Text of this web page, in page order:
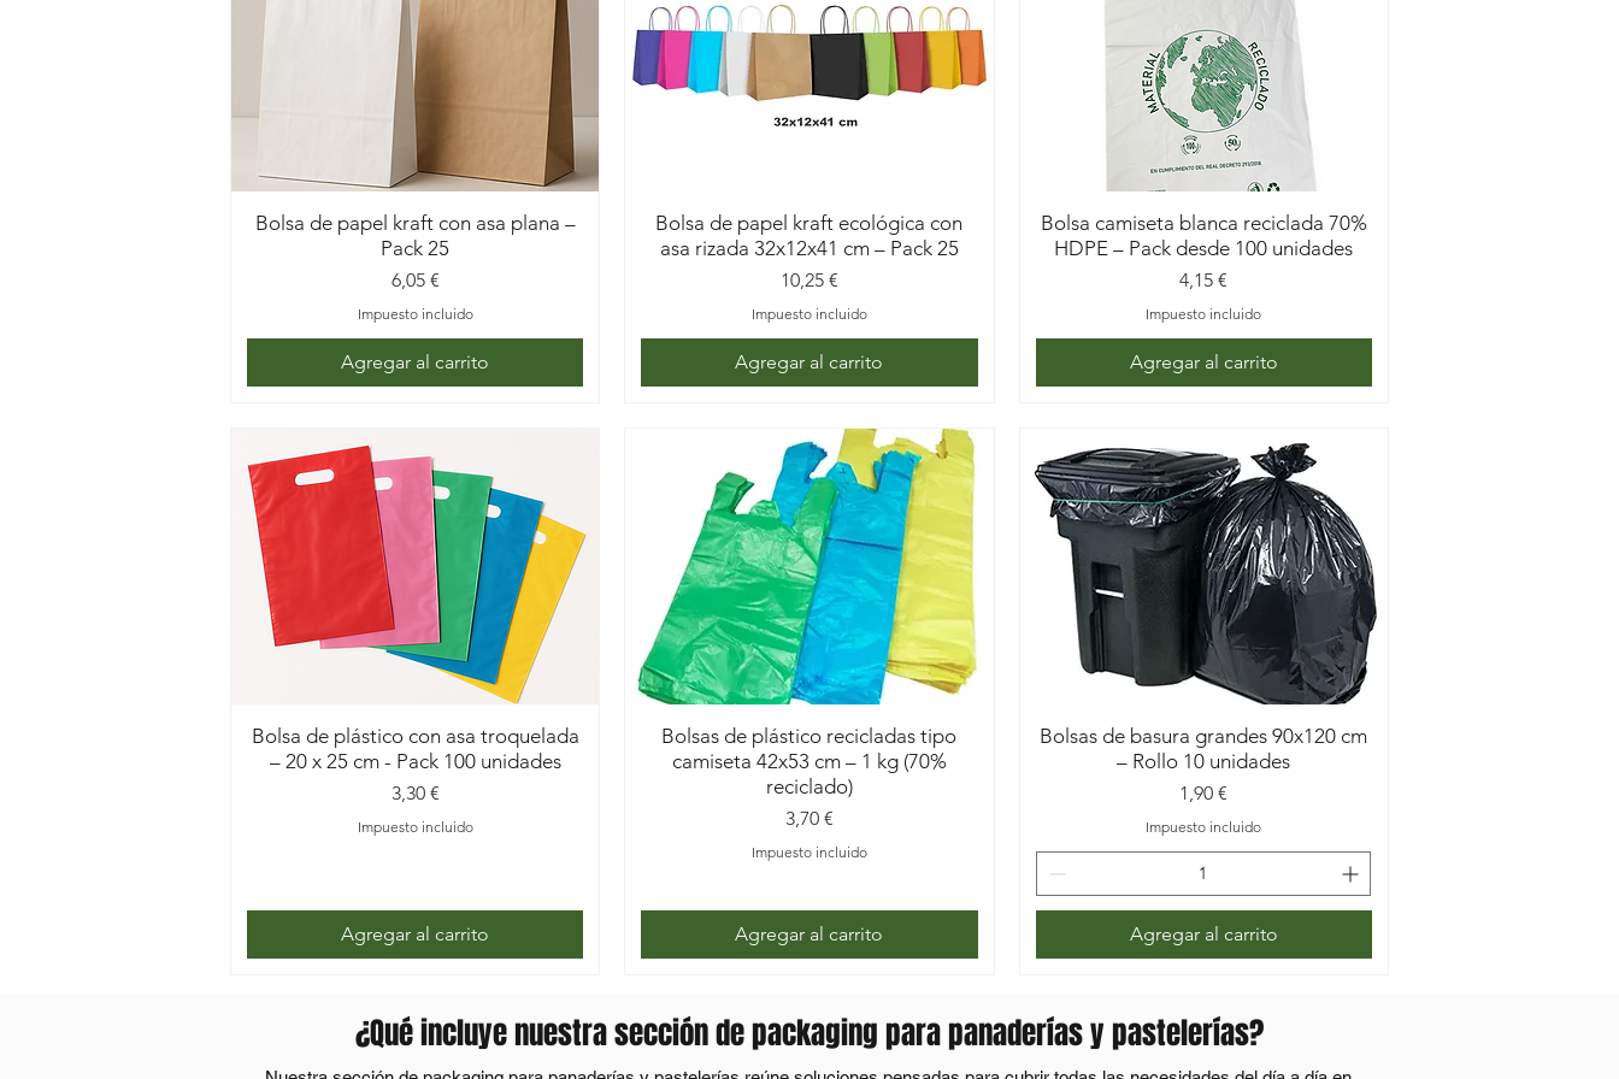
Contamos con envases y bolsas adaptadas a pan, bollería y productos de pastelería, pensadas para el uso diario en negocios profesionales.
Bolsa de papel kraft con asa plana –
Pack 25
Precio
6,05 €
Impuesto incluido
Agregar al carrito
Bolsa de papel kraft ecológica con
asa rizada 32x12x41 cm – Pack 25
Precio
10,25 €
Impuesto incluido
Agregar al carrito
Bolsa camiseta blanca reciclada 70%
HDPE – Pack desde 100 unidades
Precio
4,15 €
Impuesto incluido
Agregar al carrito
Bolsa de plástico con asa troquelada
– 20 x 25 cm - Pack 100 unidades
Precio
3,30 €
Impuesto incluido
Agregar al carrito
Bolsas de plástico recicladas tipo
camiseta 42x53 cm – 1 kg (70%
reciclado)
Precio
3,70 €
Impuesto incluido
Agregar al carrito
Bolsas de basura grandes 90x120 cm
– Rollo 10 unidades
Precio
1,90 €
Impuesto incluido
Agregar al carrito
¿Qué incluye nuestra sección de packaging para panaderías y pastelerías?